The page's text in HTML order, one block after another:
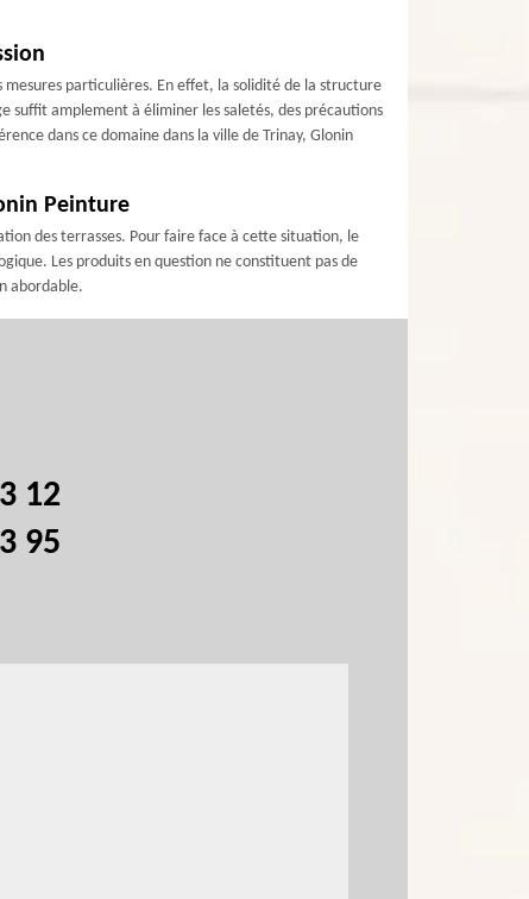
mesures particulières. En effet, la solidité de la structure
suffit amplement à éliminer les saletés, des précautions
dans ce domaine dans la ville de Trinay, Glonin
Peinture
des terrasses. Pour faire face à cette situation, le
Les produits en question ne constituent pas de
abordable.
12
95